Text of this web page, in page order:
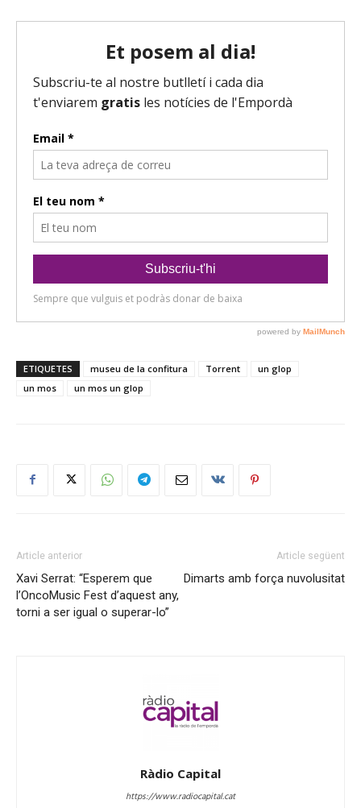
ETIQUETES museu de la confitura Torrent
un glop
un mos
un mos un glop
Article anterior
Xavi Serrat: “Esperem que
l’OncoMusic Fest d’aquest any,
torni a ser igual o superar-lo”
Article següent
Dimarts amb força nuvolusitat
Ràdio Capital
https://www.radiocapital.cat